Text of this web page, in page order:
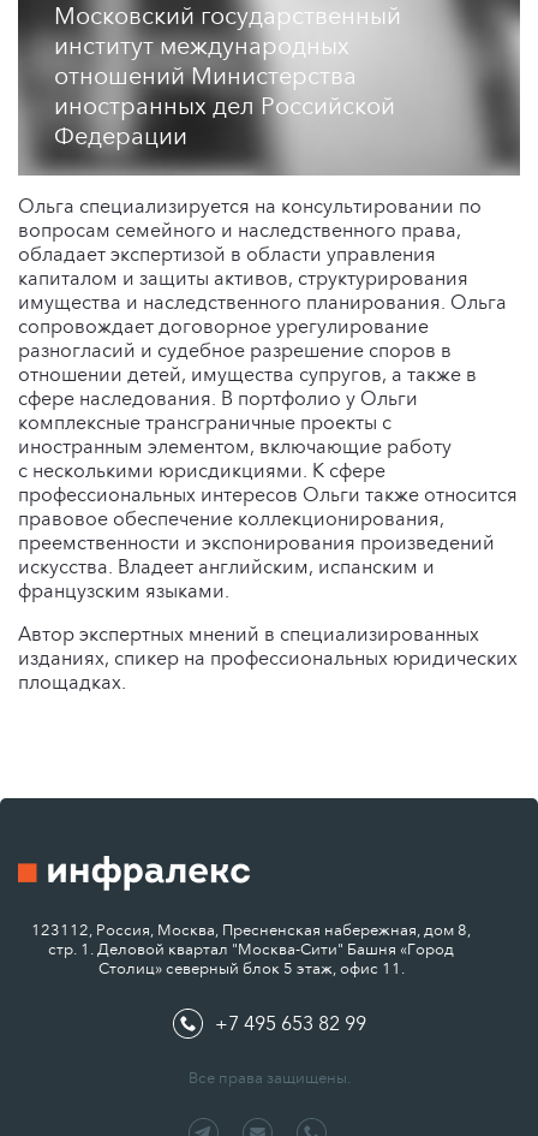
Московский государственный
институт международных
отношений Министерства
иностранных дел Российской
Федерации
Ольга специализируется на консультировании по
вопросам семейного и наследственного права,
обладает экспертизой в области управления
капиталом и защиты активов, структурирования
имущества и наследственного планирования. Ольга
сопровождает договорное урегулирование
разногласий и судебное разрешение споров в
отношении детей, имущества супругов, а также в
сфере наследования. В портфолио у Ольги
комплексные трансграничные проекты с
иностранным элементом, включающие работу
с несколькими юрисдикциями. К сфере
профессиональных интересов Ольги также относится
правовое обеспечение коллекционирования,
преемственности и экспонирования произведений
искусства. Владеет английским, испанским и
французским языками.
Автор экспертных мнений в специализированных
изданиях, спикер на профессиональных юридических
площадках.
123112, Россия, Москва, Пресненская набережная, дом 8,
стр. 1. Деловой квартал "Москва-Сити" Башня «Город
Столиц» северный блок 5 этаж, офис 11.
+7 495 653 82 99
Все права защищены.